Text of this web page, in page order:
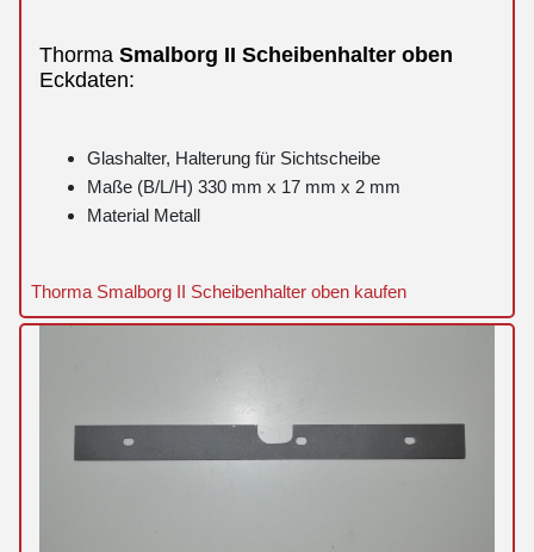
Thorma Smalborg II Scheibenhalter oben
Eckdaten:
Glashalter, Halterung für Sichtscheibe
Maße (B/L/H) 330 mm x 17 mm x 2 mm
Material Metall
Thorma Smalborg II Scheibenhalter oben kaufen